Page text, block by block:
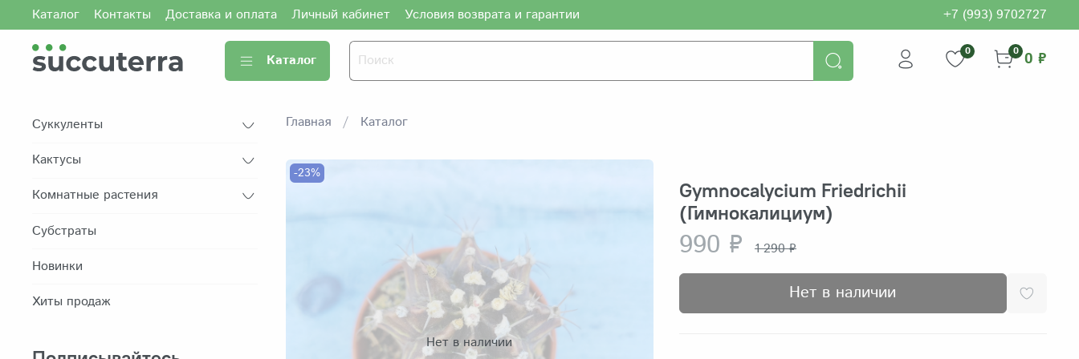
Каталог Контакты Доставка и оплата Личный кабинет Условия возврата и гарантии +7 (993) 9702727
Каталог
0 0 0 ₽
Главная Каталог
Нет в наличии
-23%
Gymnocalycium Friedrichii
(Гимнокалициум)
990 ₽ 1 290 ₽
Нет в наличии
Суккуленты
Кактусы
Комнатные растения
Субстраты
Новинки
Хиты продаж